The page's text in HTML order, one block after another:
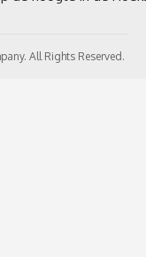
All Rights Reserved.